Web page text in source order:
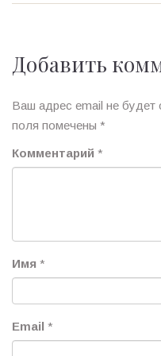
Добавить
Ваш адрес email не будет
поля помечены *
Комментарий *
Имя *
Email *